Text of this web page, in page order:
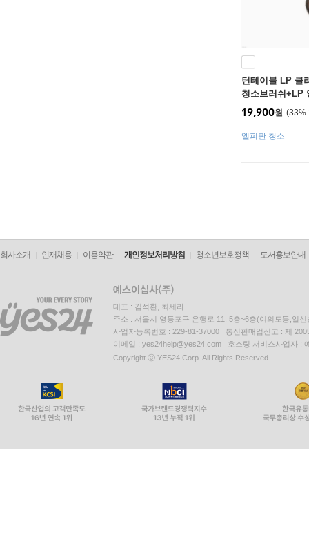
턴테이블 LP 클
청소브러쉬+LP
트
33%
19,900원
엘피판 청소
회사소개 인재채용 이용약관 개인정보처리방침 청소년보호정책 도서홍보안내
대표 : 김석환, 최세라
주소 : 서울시 영등포구 은행로 11, 5층~6층(여의도동,일신
사업자등록번호 : 229-81-37000 통신판매업신고 : 제
이메일 : yes24help@yes24.com 호스팅 서비스사업자 :
Copyright ⓒ YES24 Corp. All Rights Reserved.